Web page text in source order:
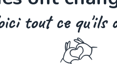
tout ce qu'ils